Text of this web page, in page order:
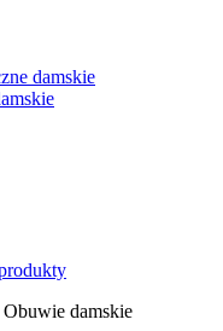
damskie
Obuwie damskie